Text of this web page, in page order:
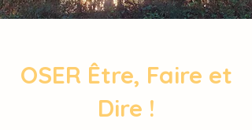
OSER Être, Faire et
Dire !